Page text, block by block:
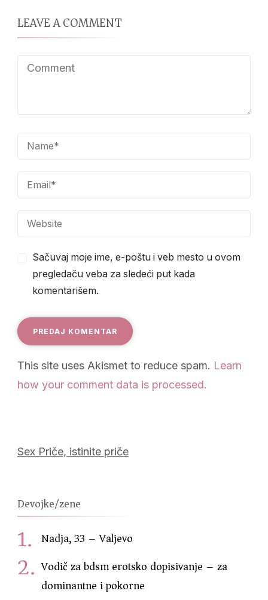
LEAVE A COMMENT
Sačuvaj moje ime, e-poštu i veb mesto u ovom
pregledaču veba za sledeći put kada
komentarišem.
This site uses Akismet to reduce spam. Learn
how your comment data is processed.
Sex Priče, istinite priče
Devojke/zene
Nadja, 33 – Valjevo
Vodič za bdsm erotsko dopisivanje – za
dominantne i pokorne